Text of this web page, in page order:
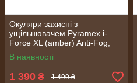
Окуляри захисні з
ущільнювачем Pyramex i-
Force XL (amber) Anti-Fog,
жовті
В наявності
1 390 ₴ 1 490 ₴